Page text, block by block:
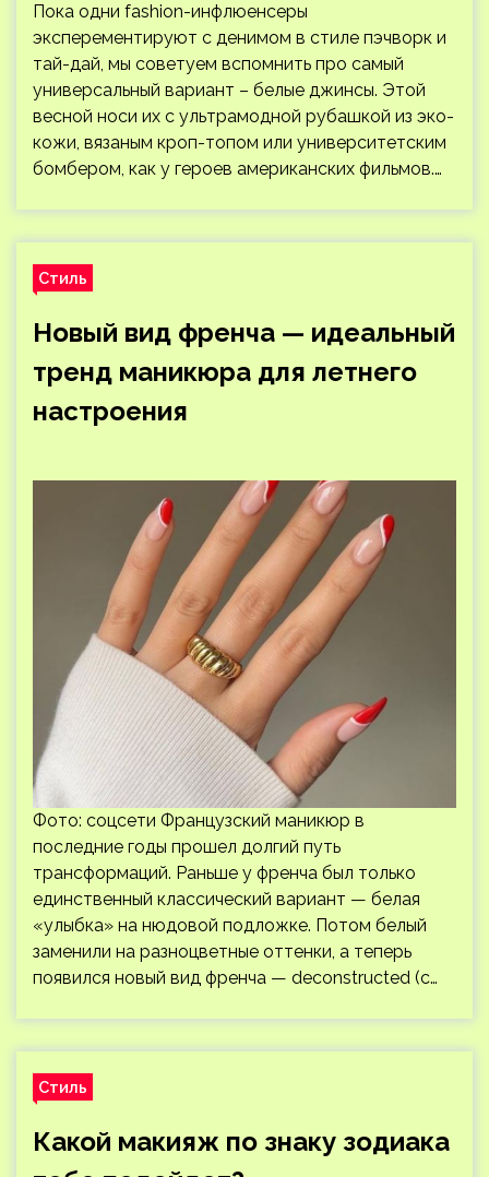
Пока одни fashion-инфлюенсеры
эксперементируют с денимом в стиле пэчворк и
тай-дай, мы советуем вспомнить про самый
универсальный вариант – белые джинсы. Этой
весной носи их с ультрамодной рубашкой из эко-
кожи, вязаным кроп-топом или университетским
бомбером, как у героев американских фильмов.…
Стиль
Новый вид френча — идеальный
тренд маникюра для летнего
настроения
Фото: соцсети Французский маникюр в
последние годы прошел долгий путь
трансформаций. Раньше у френча был только
единственный классический вариант — белая
«улыбка» на нюдовой подложке. Потом белый
заменили на разноцветные оттенки, а теперь
появился новый вид френча — deconstructed (с…
Стиль
Какой макияж по знаку зодиака